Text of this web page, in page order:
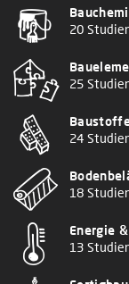
20
25
24
18
Energie
13